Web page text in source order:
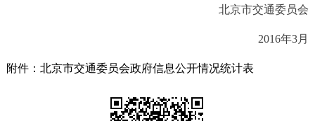
北京市交通委员会
2016年3月
附件：北京市交通委员会政府信息公开情况统计表